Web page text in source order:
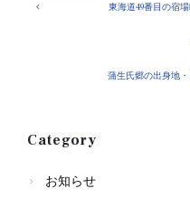
東海道49番目の宿
蒲生氏郷の出身地
Category
お知らせ